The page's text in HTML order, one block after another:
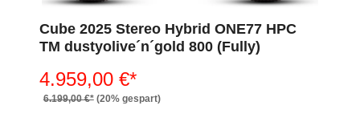
Cube 2025 Stereo Hybrid ONE77 HPC
TM dustyolive´n´gold 800 (Fully)
4.959,00 €*
6.199,00 €* (20% gespart)